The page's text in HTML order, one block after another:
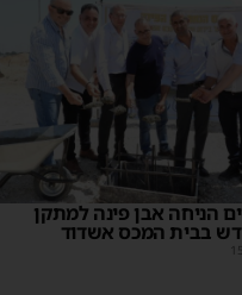
הניחה אבן פינה למתקן
בבית המכס אשדוד